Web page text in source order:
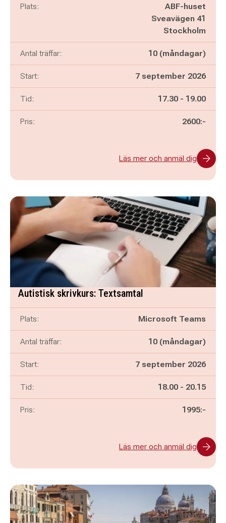
Plats:
ABF-huset
Sveavägen 41
Stockholm
Antal träffar: 10 (måndagar)
Start: 7 september 2026
Tid: Pågår mellan
17.30 - och
19.00
Pris: 2600:-
Läs mer och anmäl dig
Autistisk skrivkurs: Textsamtal
Plats: Microsoft Teams
Antal träffar: 10 (måndagar)
Start: 7 september 2026
Tid: Pågår mellan
18.00 - och
20.15
Pris: 1995:-
Läs mer och anmäl dig